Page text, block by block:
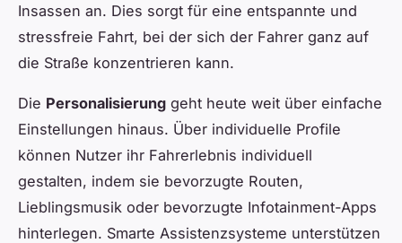
Insassen an. Dies sorgt für eine entspannte und
stressfreie Fahrt, bei der sich der Fahrer ganz auf
die Straße konzentrieren kann.
Die Personalisierung geht heute weit über einfache
Einstellungen hinaus. Über individuelle Profile
können Nutzer ihr Fahrerlebnis individuell
gestalten, indem sie bevorzugte Routen,
Lieblingsmusik oder bevorzugte Infotainment-Apps
hinterlegen. Smarte Assistenzsysteme unterstützen